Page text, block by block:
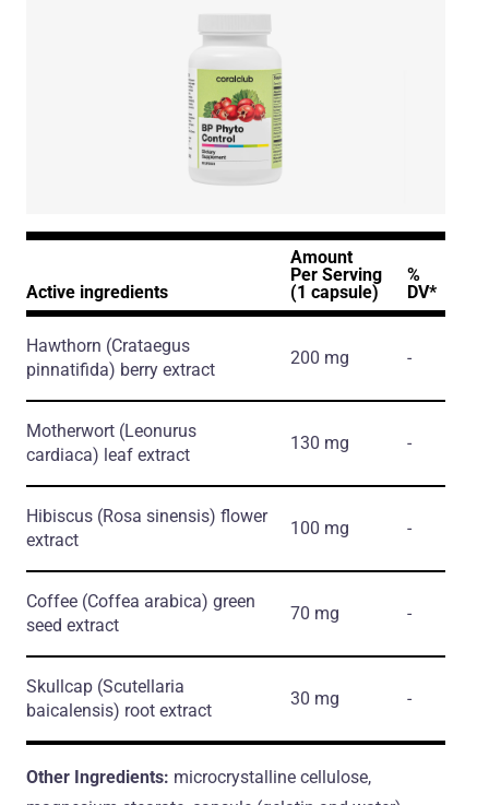
Active ingredients
Amount
Per Serving
(1 capsule)
%
DV*
Hawthorn (Crataegus
pinnatifida) berry extract
200 mg -
Motherwort (Leonurus
cardiaca) leaf extract
130 mg -
Hibiscus (Rosa sinensis) flower
extract
100 mg -
Coffee (Coffea arabica) green
seed extract
70 mg -
Skullcap (Scutellaria
baicalensis) root extract
30 mg -
Other Ingredients: microcrystalline cellulose,